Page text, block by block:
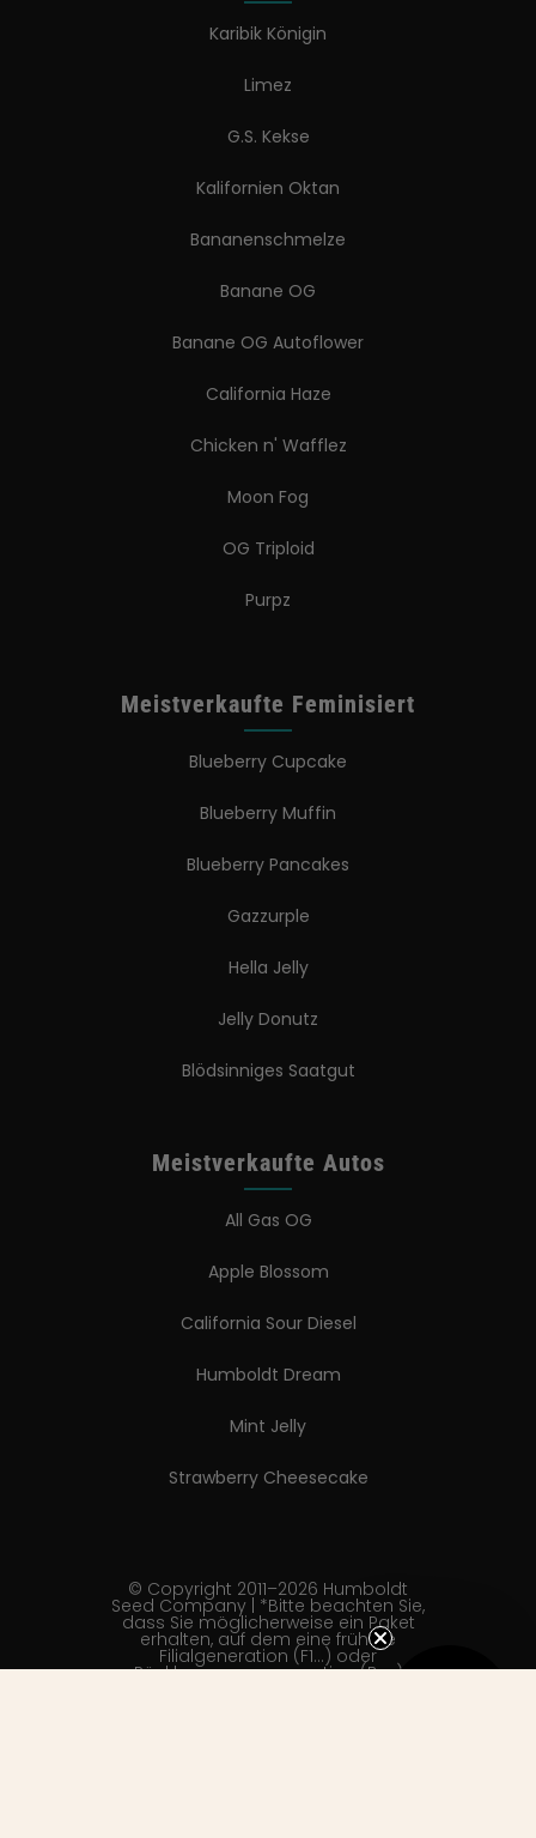
Karibik Königin
Limez
G.S. Kekse
Kalifornien Oktan
Bananenschmelze
Banane OG
Banane OG Autoflower
California Haze
Chicken n' Wafflez
Moon Fog
OG Triploid
Purpz
Meistverkaufte Feminisiert
Blueberry Cupcake
Blueberry Muffin
Blueberry Pancakes
Gazzurple
Hella Jelly
Jelly Donutz
Blödsinniges Saatgut
Meistverkaufte Autos
All Gas OG
Apple Blossom
California Sour Diesel
Humboldt Dream
Mint Jelly
Strawberry Cheesecake
© Copyright 2011–2026 Humboldt
Seed Company | *Bitte beachten Sie,
dass Sie möglicherweise ein Paket
erhalten, auf dem eine frühere
Filialgeneration (F1…) oder
Rückkreuzungsgeneration (Bx…)